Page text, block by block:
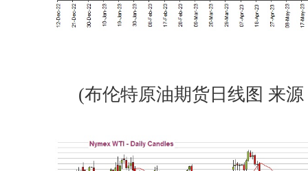
(布伦特原油期货日线图 来